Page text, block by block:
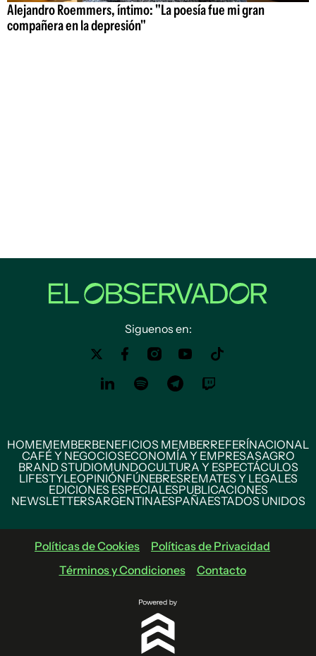
Alejandro Roemmers, íntimo: "La poesía fue mi gran
compañera en la depresión"
Siguenos en:
HOMEMEMBERBENEFICIOS MEMBERREFERÍNACIONAL
CAFÉ Y NEGOCIOSECONOMÍA Y EMPRESASAGRO
BRAND STUDIOMUNDOCULTURA Y ESPECTÁCULOS
LIFESTYLEOPINIÓNFÚNEBRESREMATES Y LEGALES
EDICIONES ESPECIALESPUBLICACIONES
NEWSLETTERSARGENTINAESPAÑAESTADOS UNIDOS
Políticas de Cookies
Políticas de Privacidad
Términos y Condiciones
Contacto